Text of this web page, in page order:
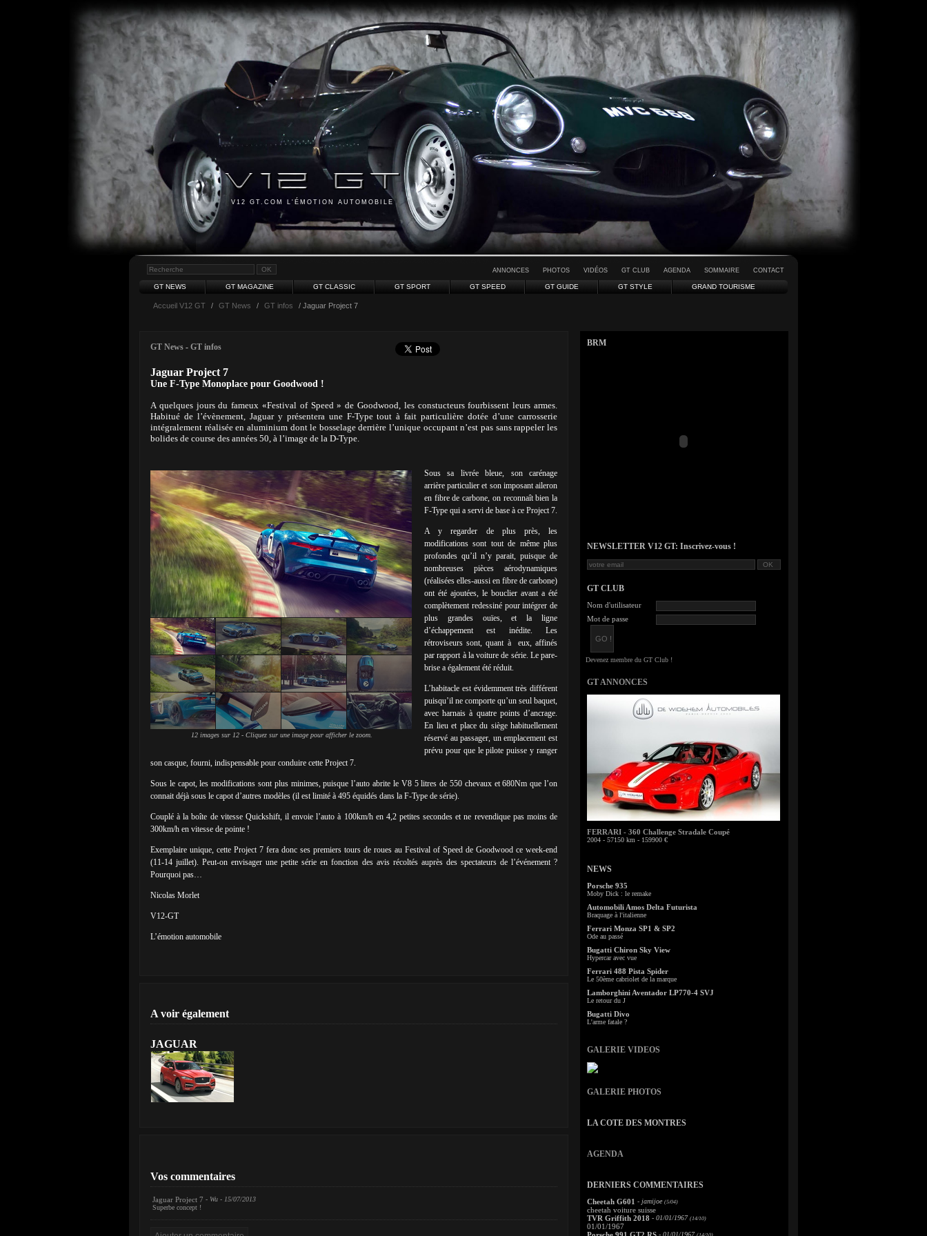
V12 GT.COM L'ÉMOTION AUTOMOBILE
ANNONCES PHOTOS VIDÉOS GT CLUB AGENDA SOMMAIRE CONTACT
GT NEWS GT MAGAZINE GT CLASSIC GT SPORT GT SPEED GT GUIDE GT STYLE GRAND TOURISME
Accueil V12 GT / GT News / GT infos / Jaguar Project 7
GT News - GT infos
Jaguar Project 7
Une F-Type Monoplace pour Goodwood !
A quelques jours du fameux «Festival of Speed » de Goodwood, les constucteurs fourbissent leurs armes.
Habitué de l’évènement, Jaguar y présentera une F-Type tout à fait particulière dotée d’une carrosserie
intégralement réalisée en aluminium dont le bosselage derrière l’unique occupant n’est pas sans rappeler les
bolides de course des années 50, à l’image de la D-Type.
12 images sur 12 - Cliquez sur une image pour afficher le zoom.
Sous sa livrée bleue, son carénage
arrière particulier et son imposant aileron
en fibre de carbone, on reconnaît bien la
F-Type qui a servi de base à ce Project 7.
A y regarder de plus près, les
modifications sont tout de même plus
profondes qu’il n’y parait, puisque de
nombreuses pièces aérodynamiques
(réalisées elles-aussi en fibre de carbone)
ont été ajoutées, le bouclier avant a été
complètement redessiné pour intégrer de
plus grandes ouïes, et la ligne
d’échappement est inédite. Les
rétroviseurs sont, quant à eux, affinés
par rapport à la voiture de série. Le pare-
brise a également été réduit.
L’habitacle est évidemment très différent
puisqu’il ne comporte qu’un seul baquet,
avec harnais à quatre points d’ancrage.
En lieu et place du siège habituellement
réservé au passager, un emplacement est
prévu pour que le pilote puisse y ranger
son casque, fourni, indispensable pour conduire cette Project 7.
Sous le capot, les modifications sont plus minimes, puisque l’auto abrite le V8 5 litres de 550 chevaux et 680Nm que l’on
connait déjà sous le capot d’autres modèles (il est limité à 495 équidés dans la F-Type de série).
Couplé à la boîte de vitesse Quickshift, il envoie l’auto à 100km/h en 4,2 petites secondes et ne revendique pas moins de
300km/h en vitesse de pointe !
Exemplaire unique, cette Project 7 fera donc ses premiers tours de roues au Festival of Speed de Goodwood ce week-end
(11-14 juillet). Peut-on envisager une petite série en fonction des avis récoltés auprès des spectateurs de l’événement ?
Pourquoi pas…
Nicolas Morlet
V12-GT
L’émotion automobile
A voir également
JAGUAR
Vos commentaires
Jaguar Project 7 - Wu - 15/07/2013
Superbe concept !
BRM
NEWSLETTER V12 GT: Inscrivez-vous !
GT CLUB
Nom d'utilisateur
Mot de passe
GT ANNONCES
FERRARI - 360 Challenge Stradale Coupé
2004 - 57150 km - 159900 €
NEWS
Porsche 935
Moby Dick : le remake
Automobili Amos Delta Futurista
Braquage à l'italienne
Ferrari Monza SP1 & SP2
Ode au passé
Bugatti Chiron Sky View
Hypercar avec vue
Ferrari 488 Pista Spider
Le 50ème cabriolet de la marque
Lamborghini Aventador LP770-4 SVJ
Le retour du J
Bugatti Divo
L'arme fatale ?
GALERIE VIDEOS
GALERIE PHOTOS
LA COTE DES MONTRES
AGENDA
DERNIERS COMMENTAIRES
Cheetah G601 - jamijoe (5/04)
cheetah voiture suisse
TVR Griffith 2018 - 01/01/1967 (14/10)
01/01/1967
- 01/01/1967